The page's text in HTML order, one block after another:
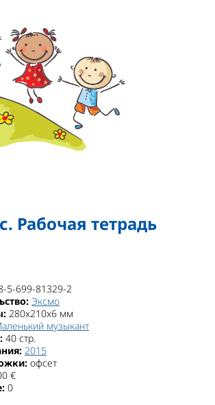
Рабочая тетрадь
5-699-81329-2
Эксмо
280x210x6 мм
музыкант
40 стр.
2015
офсет
€
0